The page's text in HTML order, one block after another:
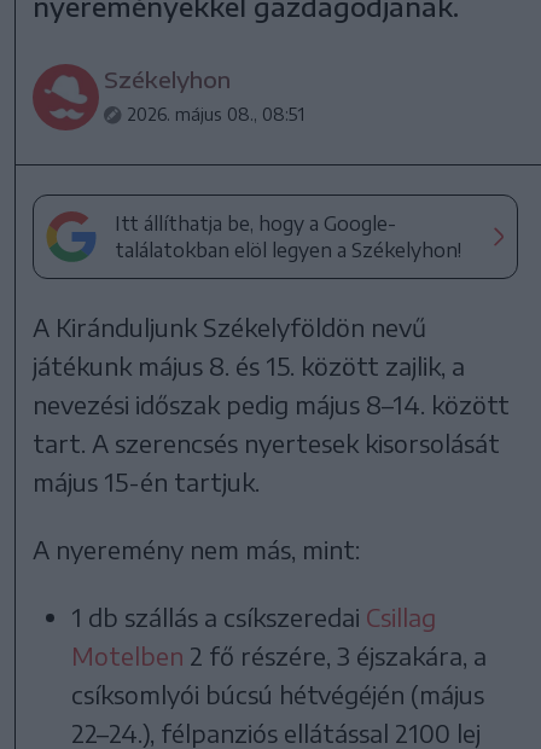
Székelyhon
2026. május 08., 08:51
Itt állíthatja be, hogy a Google-
találatokban elöl legyen a Székelyhon!
A Kiránduljunk Székelyföldön nevű
játékunk május 8. és 15. között zajlik, a
nevezési időszak pedig május 8–14. között
tart. A szerencsés nyertesek kisorsolását
május 15-én tartjuk.
A nyeremény nem más, mint:
1 db szállás a csíkszeredai Csillag
Motelben 2 fő részére, 3 éjszakára, a
csíksomlyói búcsú hétvégéjén (május
22–24.), félpanziós ellátással 2100 lej